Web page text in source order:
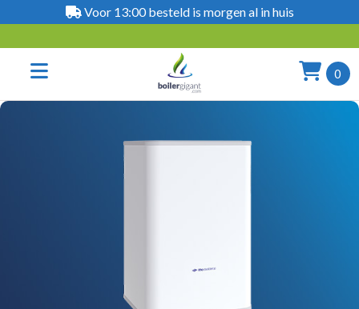
Voor 13:00 besteld is morgen al in huis
0